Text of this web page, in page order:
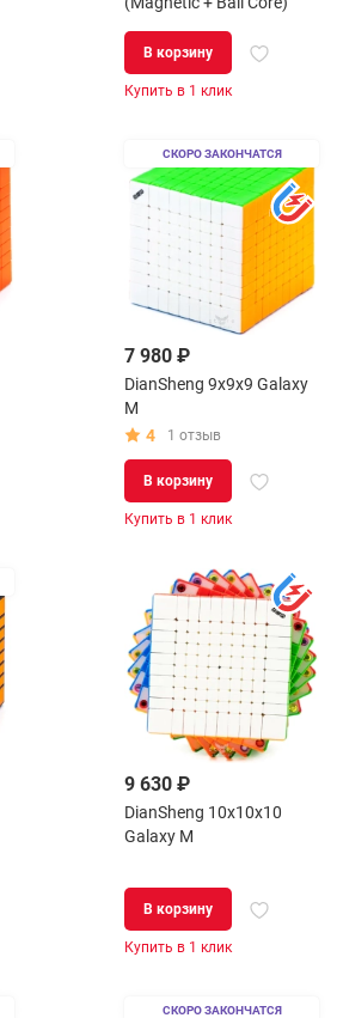
В корзину
Купить в 1 клик
СКОРО ЗАКОНЧАТСЯ
7 980 ₽
DianSheng 9x9x9 Galaxy
M
4
1 отзыв
В корзину
Купить в 1 клик
9 630 ₽
DianSheng 10x10x10
Galaxy M
В корзину
Купить в 1 клик
СКОРО ЗАКОНЧАТСЯ